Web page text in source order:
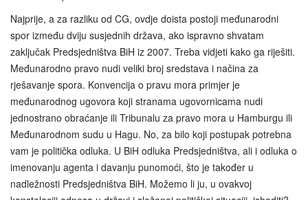
Najprije, a za razliku od CG, ovdje doista postoji međunarodni
spor između dviju susjednih država, ako ispravno shvatam
zaključak Predsjedništva BiH iz 2007. Treba vidjeti kako ga riješiti.
Međunarodno pravo nudi veliki broj sredstava i načina za
rješavanje spora. Konvencija o pravu mora primjer je
međunarodnog ugovora koji stranama ugovornicama nudi
jednostrano obraćanje ili Tribunalu za pravo mora u Hamburgu ili
Međunarodnom sudu u Hagu. No, za bilo koji postupak potrebna
vam je politička odluka. U BiH odluka Predsjedništva, ali i odluka o
imenovanju agenta i davanju punomoći, što je također u
nadležnosti Predsjedništva BiH. Možemo li ju, u ovakvoj